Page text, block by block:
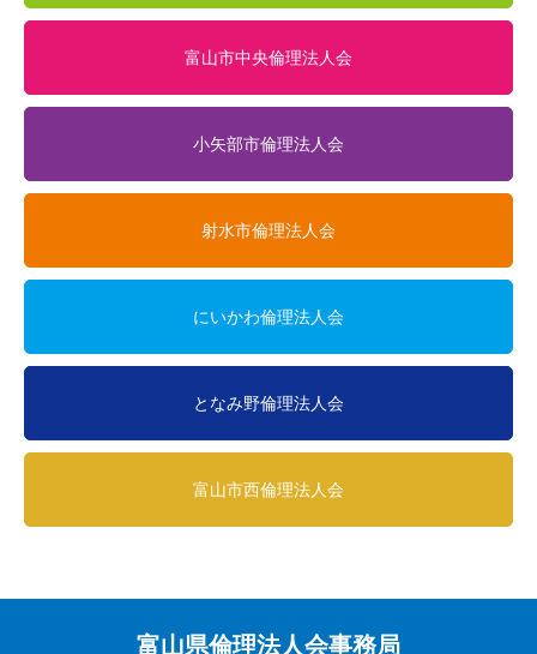
富山市中央倫理法人会
小矢部市倫理法人会
射水市倫理法人会
にいかわ倫理法人会
となみ野倫理法人会
富山市西倫理法人会
富山県倫理法人会事務局